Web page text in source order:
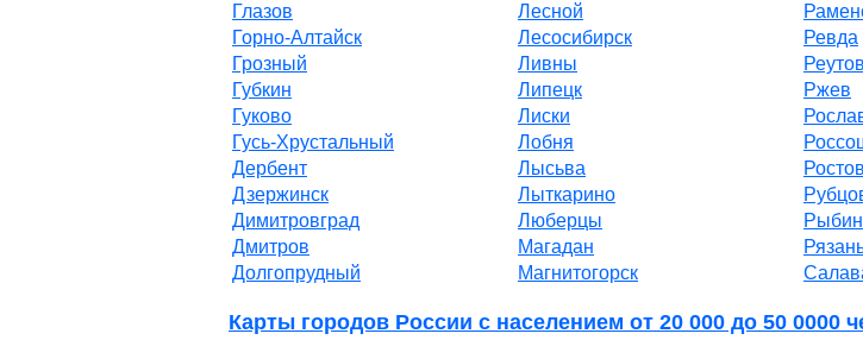
Глазов
Горно-Алтайск
Грозный
Губкин
Гуково
Гусь-Хрустальный
Дербент
Дзержинск
Димитровград
Дмитров
Долгопрудный
Лесной
Лесосибирск
Ливны
Липецк
Лиски
Лобня
Лысьва
Лыткарино
Люберцы
Магадан
Магнитогорск
Ревда
Реутов
Ржев
Карты городов России с населением от 20 000 до 50 0000